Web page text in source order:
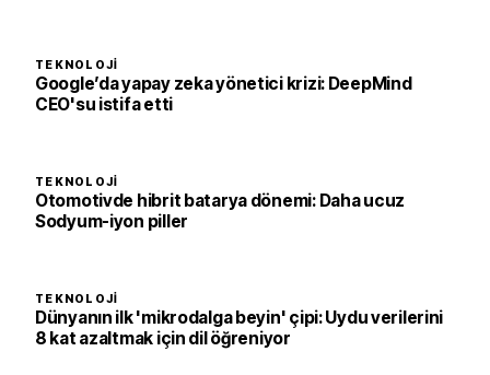
TEKNOLOJI
Google’da yapay zeka yönetici krizi: DeepMind
CEO'su istifa etti
TEKNOLOJI
Otomotivde hibrit batarya dönemi: Daha ucuz
Sodyum-iyon piller
TEKNOLOJI
Dünyanın ilk 'mikrodalga beyin' çipi: Uydu verilerini
8 kat azaltmak için dil öğreniyor